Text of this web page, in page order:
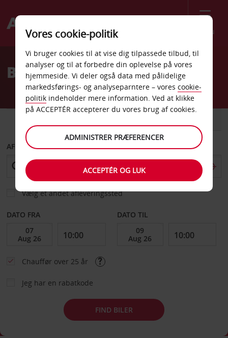
Menu
Welcome
AvisBilleje Geel
AFHENT FRA
Vælg et andet afleveringssted
DATO FRA DATO TIL
Chauffør over 25 år
Jeg har en rabatkode
FIND BILER
Vores cookie-politik
Vi bruger cookies til at vise dig tilpassede tilbud, til
analyser og til at forbedre din oplevelse på vores
hjemmeside. Vi deler også data med pålidelige
markedsførings- og analyseparntere – vores cookie-
politik indeholder mere information. Ved at klikke
på ACCEPTÉR accepterer du vores brug af cookies.
ADMINISTRER PRÆFERENCER
ACCEPTÉR OG LUK